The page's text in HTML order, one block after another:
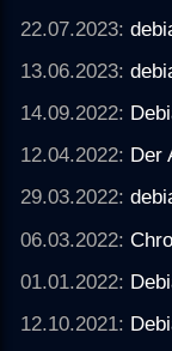
22.07.2023:
13.06.2023:
14.09.2022:
12.04.2022: Der
29.03.2022:
06.03.2022:
01.01.2022:
12.10.2021: